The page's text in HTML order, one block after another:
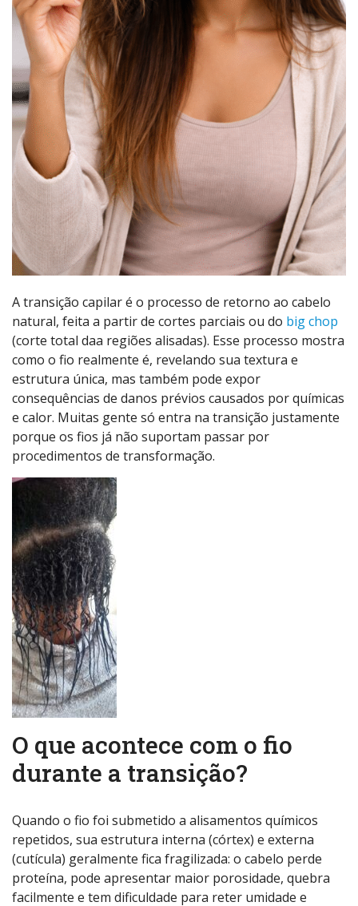
A transição capilar é o processo de retorno ao cabelo
natural, feita a partir de cortes parciais ou do big chop
(corte total daa regiões alisadas). Esse processo mostra
como o fio realmente é, revelando sua textura e
estrutura única, mas também pode expor
consequências de danos prévios causados por químicas
e calor. Muitas gente só entra na transição justamente
porque os fios já não suportam passar por
procedimentos de transformação.
O que acontece com o fio
durante a transição?
Quando o fio foi submetido a alisamentos químicos
repetidos, sua estrutura interna (córtex) e externa
(cutícula) geralmente fica fragilizada: o cabelo perde
proteína, pode apresentar maior porosidade, quebra
facilmente e tem dificuldade para reter umidade e